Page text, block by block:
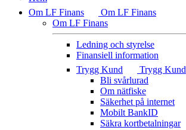
Om LF Finans
Om LF Finans
Om LF Finans
Ledning och styrelse
Finansiell information
Trygg Kund
Trygg Kund
Bli svårlurad
Om nätfiske
Säkerhet på internet
Mobilt BankID
Säkra kortbetalningar